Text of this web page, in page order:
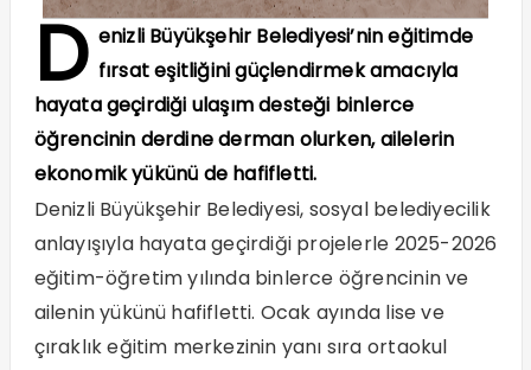
D enizli Büyükşehir Belediyesi’nin eğitimde
fırsat eşitliğini güçlendirmek amacıyla
hayata geçirdiği ulaşım desteği binlerce
öğrencinin derdine derman olurken, ailelerin
ekonomik yükünü de hafifletti.
Denizli Büyükşehir Belediyesi, sosyal belediyecilik
anlayışıyla hayata geçirdiği projelerle 2025-2026
eğitim-öğretim yılında binlerce öğrencinin ve
ailenin yükünü hafifletti. Ocak ayında lise ve
çıraklık eğitim merkezinin yanı sıra ortaokul